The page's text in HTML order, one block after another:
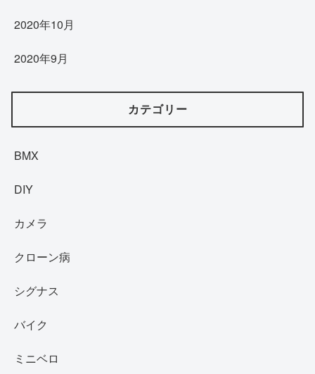
2020年10月
2020年9月
カテゴリー
BMX
DIY
カメラ
クローン病
シグナス
バイク
ミニベロ